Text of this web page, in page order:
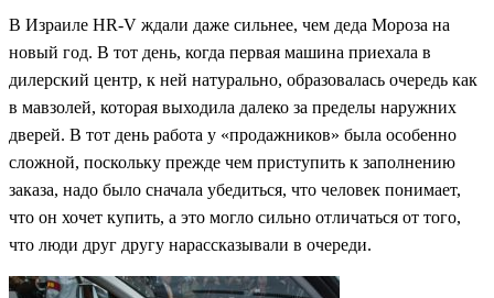
В Израиле HR-V ждали даже сильнее, чем деда Мороза на
новый год. В тот день, когда первая машина приехала в
дилерский центр, к ней натурально, образовалась очередь как
в мавзолей, которая выходила далеко за пределы наружних
дверей. В тот день работа у «продажников» была особенно
сложной, поскольку прежде чем приступить к заполнению
заказа, надо было сначала убедиться, что человек понимает,
что он хочет купить, а это могло сильно отличаться от того,
что люди друг другу нарассказывали в очереди.